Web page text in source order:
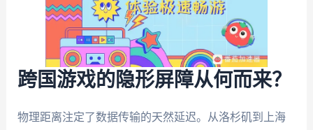
跨国游戏的隐形屏障从何而来？
物理距离注定了数据传输的天然延迟。从洛杉矶到上海